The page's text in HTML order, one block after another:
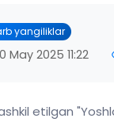
yangiliklar
May 2025 11:22
etilgan